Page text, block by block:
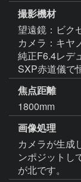
撮影機材
望遠鏡：ビク
カメラ：キヤ
純正F6.4レデ
SXP赤道儀で
焦点距離
1800mm
画像処理
カメラが生成
ンポジットし
が北です。